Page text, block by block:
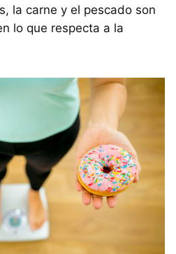
la carne y el pescado son
lo que respecta a la